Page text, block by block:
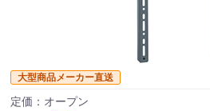
大型商品メーカー直送
定価：オープン